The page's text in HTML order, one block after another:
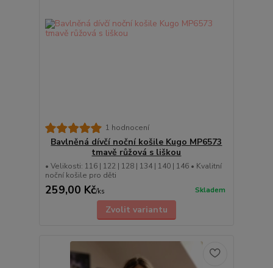
1 hodnocení
Bavlněná dívčí noční košile Kugo MP6573
tmavě růžová s liškou
• Velikosti: 116 | 122 | 128 | 134 | 140 | 146 • Kvalitní
noční košile pro děti
259,00 Kč/ks Skladem
Zvolit variantu